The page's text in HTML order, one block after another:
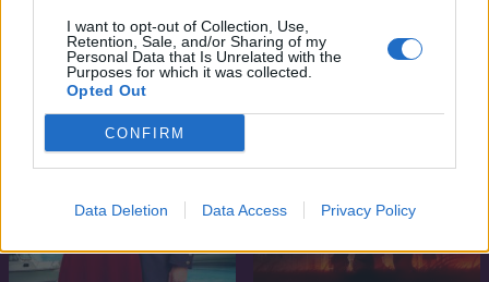
I want to opt-out of Collection, Use,
Retention, Sale, and/or Sharing of my
Personal Data that Is Unrelated with the
Purposes for which it was collected.
Opted Out
CONFIRM
Data Deletion Data Access Privacy Policy